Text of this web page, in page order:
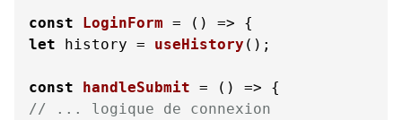
const LoginForm = (
let history = useHistory ();
const handleSubmit = (
// ... logique de connexion